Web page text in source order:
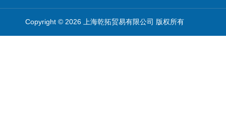
Copyright © 2026 上海乾拓贸易有限公司 版权所有